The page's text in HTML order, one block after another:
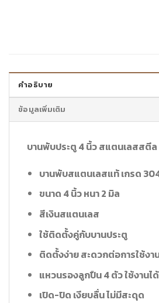
คำอธิบาย
ข้อมูลเพิ่มเติม
บานพับประตู 4 นิ้ว สแตนเลสสตี
บานพับสแตนเลสแท้ เกรด
ขนาด 4 นิ้ว หนา 2 มิล
สีเงินสแตนเลส
ใช้ติดตั้งคู่กับบานประตู
ติดตั้งง่าย สะดวกต่อการใช้งา
แหวนรองลูกปืน 4 ตัว ใช้งานไ
เปิด-ปิด เงียบลื่น ไม่มีสะดุด